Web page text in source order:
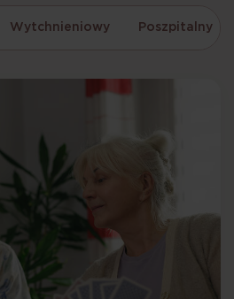
Wytchnieniowy Poszpitalny